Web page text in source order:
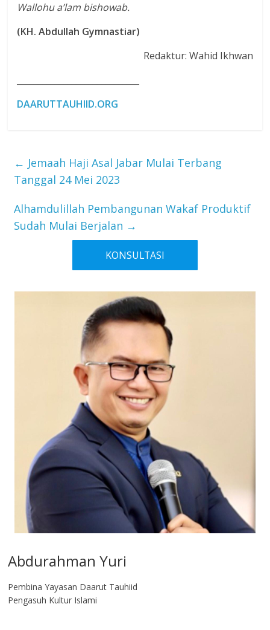
Wallohu a’lam bishowab.
(KH. Abdullah Gymnastiar)
Redaktur: Wahid Ikhwan
DAARUTTAUHIID.ORG
← Jemaah Haji Asal Jabar Mulai Terbang
Tanggal 24 Mei 2023
Alhamdulillah Pembangunan Wakaf Produktif
Sudah Mulai Berjalan →
KONSULTASI
Abdurahman Yuri
Pembina Yayasan Daarut Tauhiid
Pengasuh Kultur Islami